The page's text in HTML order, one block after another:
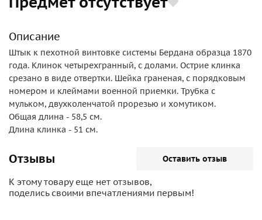
Описание
Штык к пехотной винтовке системы Бердана образца 1870
года. Клинок четырехгранный, с долами. Острие клинка
срезано в виде отвертки. Шейка граненая, с порядковым
номером и клеймами военной приемки. Трубка с
мульком, двухколенчатой прорезью и хомутиком.
Общая длина - 58,5 см.
Длина клинка - 51 см.
Отзывы Оставить отзыв
К этому товару еще нет отзывов,
поделись своими впечатлениями первым!